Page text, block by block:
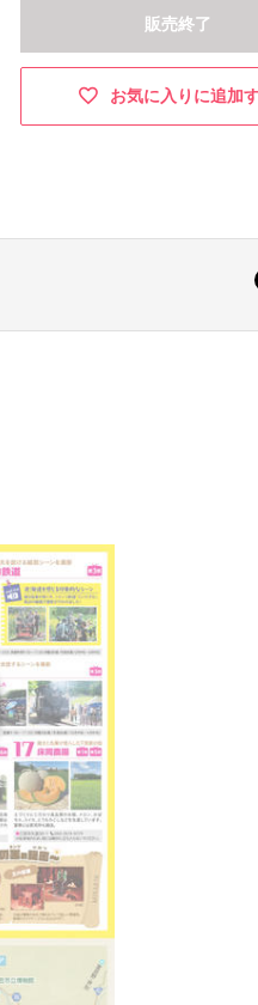
販売終了
お気に入りに追加